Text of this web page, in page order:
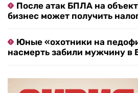
После атак БПЛА на
бизнес может получить
Юные «охотники на
насмерть забили мужчину в